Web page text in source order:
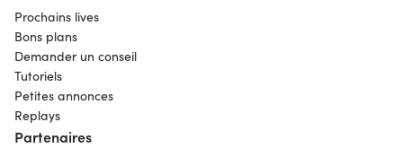
Prochains lives
Bons plans
Demander un conseil
Tutoriels
Petites annonces
Replays
Partenaires